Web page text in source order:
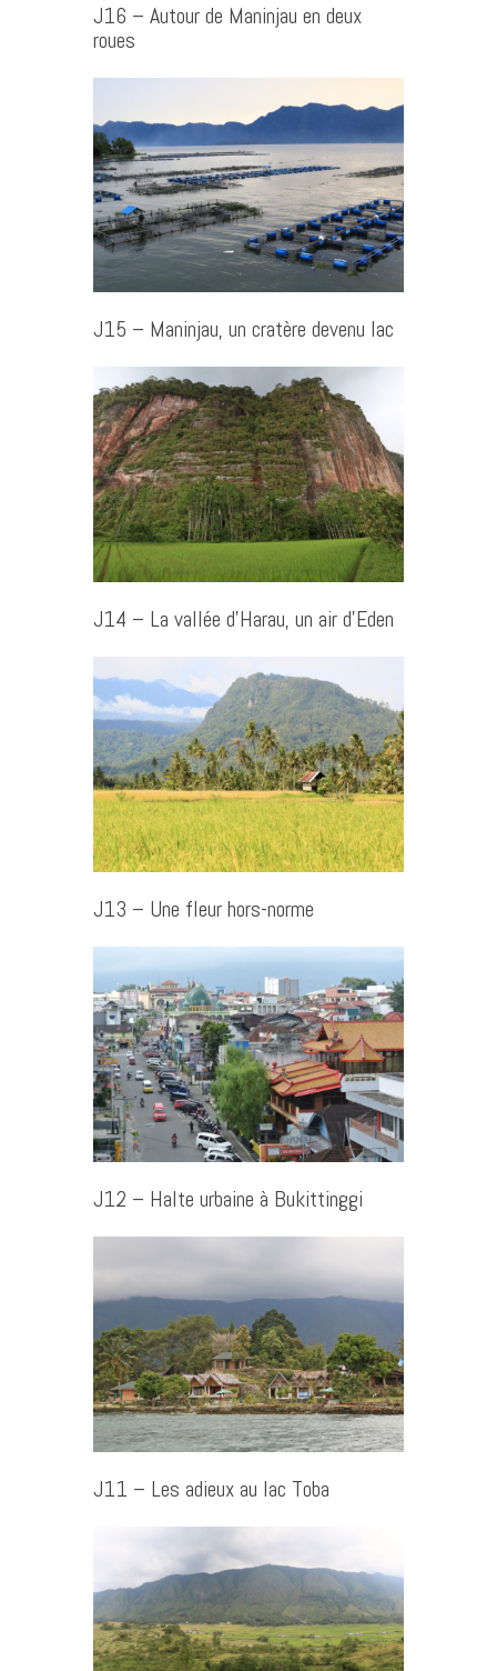
J16 – Autour de Maninjau en deux
roues
J15 – Maninjau, un cratère devenu lac
J14 – La vallée d’Harau, un air d’Eden
J13 – Une fleur hors-norme
J12 – Halte urbaine à Bukittinggi
J11 – Les adieux au lac Toba